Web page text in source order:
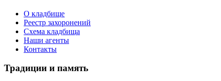
О кладбище
Реестр захоронений
Схема кладбища
Наши агенты
Контакты
Традиции и память